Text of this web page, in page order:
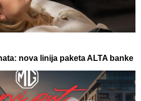
nova linija paketa ALTA banke